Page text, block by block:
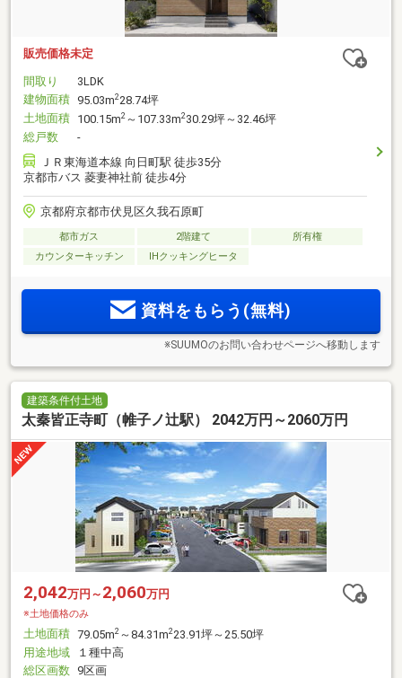
販売価格未定
間取り
3LDK
建物面積 95.03m228.74坪
土地面積 100.15m2 ～107.33m2 30.29坪～32.46坪
総戸数
-
ＪＲ東海道本線 向日町駅 徒歩35分
京都市バス 菱妻神社前 徒歩4分
京都府京都市伏見区久我石原町
都市ガス 2階建て
所有権
カウンターキッチン
IHクッキングヒータ
資料をもらう(無料)
※SUUMOのお問い合わせページへ移動します
建築条件付土地
太秦皆正寺町（帷子ノ辻駅） 2042万円～2060万円
2,042万円～ 2,060万円
※土地価格のみ
土地面積 79.05m2 ～84.31m2 23.91坪～25.50坪
用途地域
１種中高
総区画数 9区画